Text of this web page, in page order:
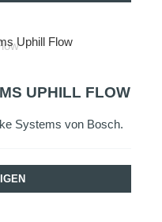
Uphill Flow
UPHILL FLOW
Systems von Bosch.